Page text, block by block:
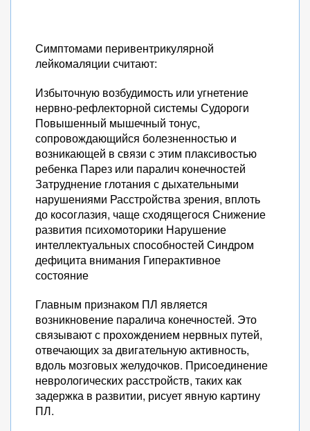
Симптомами перивентрикулярной
лейкомаляции считают:
Избыточную возбудимость или угнетение
нервно-рефлекторной системы Судороги
Повышенный мышечный тонус,
сопровождающийся болезненностью и
возникающей в связи с этим плаксивостью
ребенка Парез или паралич конечностей
Затруднение глотания с дыхательными
нарушениями Расстройства зрения, вплоть
до косоглазия, чаще сходящегося Снижение
развития психомоторики Нарушение
интеллектуальных способностей Синдром
дефицита внимания Гиперактивное
состояние
Главным признаком ПЛ является
возникновение паралича конечностей. Это
связывают с прохождением нервных путей,
отвечающих за двигательную активность,
вдоль мозговых желудочков. Присоединение
неврологических расстройств, таких как
задержка в развитии, рисует явную картину
ПЛ.